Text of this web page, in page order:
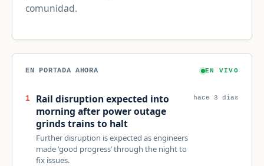
comunidad.
EN PORTADA AHORA EN VIVO
1
Rail disruption expected into
morning after power outage
grinds trains to halt
Further disruption is expected as engineers
made ‘good progress’ through the night to
fix issues.
hace 3 días